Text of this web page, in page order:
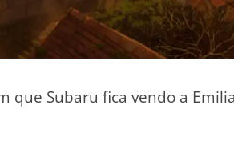
que Subaru fica vendo a